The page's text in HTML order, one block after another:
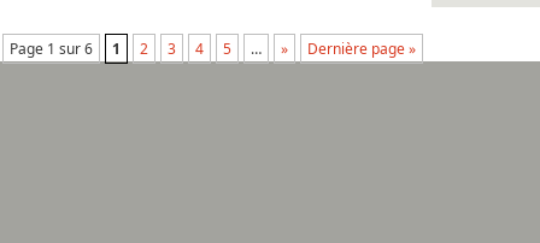
Page 1 sur 6 1 2 3 4 5 … » Dernière page »